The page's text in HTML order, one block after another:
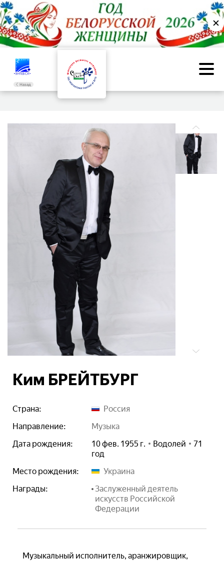
✕
Назад
Ким БРЕЙТБУРГ
Страна:
Россия
Направление:
музыка
Дата рождения:
10 фев. 1955 г. Водолей
71
год
Место рождения:
Украина
Награды:
Заслуженный деятель
искусств Российской
Федерации
Музыкальный исполнитель, аранжировщик,